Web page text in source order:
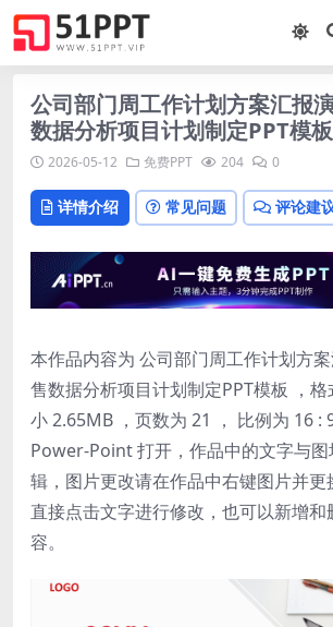
公司部门周工作计划方案汇报
数据分析项目计划制定PPT模板
2026-05-12 免费PPT 204 0
详情介绍 常见问题 评论建
本作品内容为 公司部门周工作计划方
售数据分析项目计划制定PPT模板 ，
小 2.65MB ，页数为 21 ， 比例为 16 :
Power-Point 打开，作品中的文字与图
辑，图片更改请在作品中右键图片并
直接点击文字进行修改，也可以新增和
容。